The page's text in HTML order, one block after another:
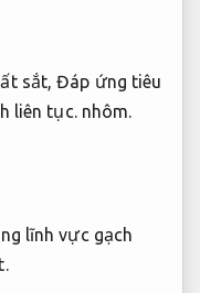
sắt,Đáp ứng tiêu
liên tục.nhôm.
lĩnh vực gạch